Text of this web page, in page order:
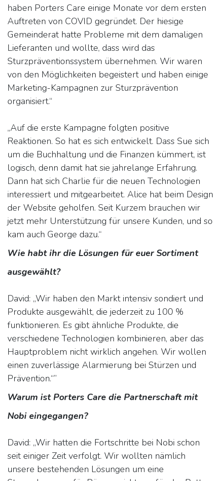
haben Porters Care einige Monate vor dem ersten
Auftreten von COVID gegründet. Der hiesige
Gemeinderat hatte Probleme mit dem damaligen
Lieferanten und wollte, dass wird das
Sturzpräventionssystem übernehmen. Wir waren
von den Möglichkeiten begeistert und haben einige
Marketing-Kampagnen zur Sturzprävention
organisiert.“
„Auf die erste Kampagne folgten positive
Reaktionen. So hat es sich entwickelt. Dass Sue sich
um die Buchhaltung und die Finanzen kümmert, ist
logisch, denn damit hat sie jahrelange Erfahrung.
Dann hat sich Charlie für die neuen Technologien
interessiert und mitgearbeitet. Alice hat beim Design
der Website geholfen. Seit Kurzem brauchen wir
jetzt mehr Unterstützung für unsere Kunden, und so
kam auch George dazu.“
​Wie habt ihr die Lösungen für euer Sortiment
ausgewählt?
David: „Wir haben den Markt intensiv sondiert und
Produkte ausgewählt, die jederzeit zu 100 %
funktionieren. Es gibt ähnliche Produkte, die
verschiedene Technologien kombinieren, aber das
Hauptproblem nicht wirklich angehen. Wir wollen
einen zuverlässige Alarmierung bei Stürzen und
Prävention.“”
Warum ist Porters Care die Partnerschaft mit
Nobi eingegangen?
David: „Wir hatten die Fortschritte bei Nobi schon
seit einiger Zeit verfolgt. Wir wollten nämlich
unsere bestehenden Lösungen um eine